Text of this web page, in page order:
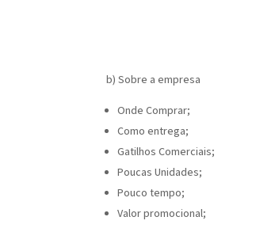
b) Sobre a empresa
Onde Comprar;
Como entrega;
Gatilhos Comerciais;
Poucas Unidades;
Pouco tempo;
Valor promocional;